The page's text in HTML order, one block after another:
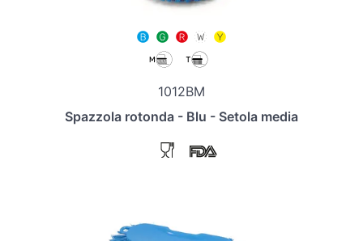
1012BM
Spazzola rotonda - Blu - Setola media